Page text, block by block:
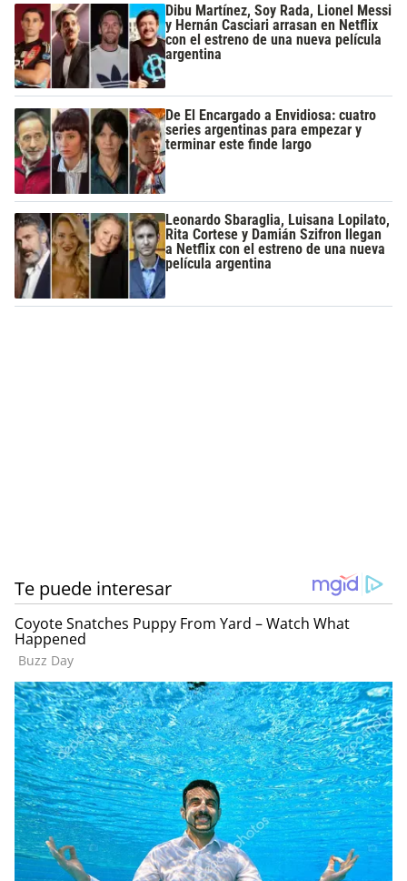
Dibu Martínez, Soy Rada, Lionel Messi
y Hernán Casciari arrasan en Netflix
con el estreno de una nueva película
argentina
De El Encargado a Envidiosa: cuatro
series argentinas para empezar y
terminar este finde largo
Leonardo Sbaraglia, Luisana Lopilato,
Rita Cortese y Damián Szifron llegan
a Netflix con el estreno de una nueva
película argentina